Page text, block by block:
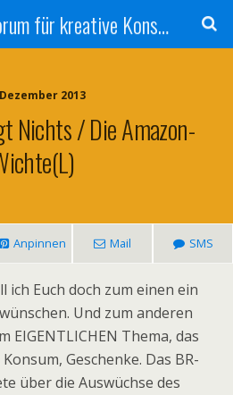
Konsumpf - Forum für kreative Konsumkritik - Culture Jamming, Nachhaltigkeit, Konzernkritik, Adbusting
2013
Nichts / Die Amazon-
Anpinnen Mail SMS
ich Euch doch zum einen ein
Und zum anderen
EIGENTLICHEN Thema, das
Geschenke. Das BR-
über die Auswüchse des